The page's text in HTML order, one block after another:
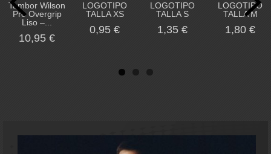
Tambor Wilson
Pro Overgrip
Liso –...
10,95 €
LOGOTIPO
TALLA XS
0,95 €
LOGOTIPO
TALLA S
1,35 €
LOGOTIPO
TALLA M
1,80 €